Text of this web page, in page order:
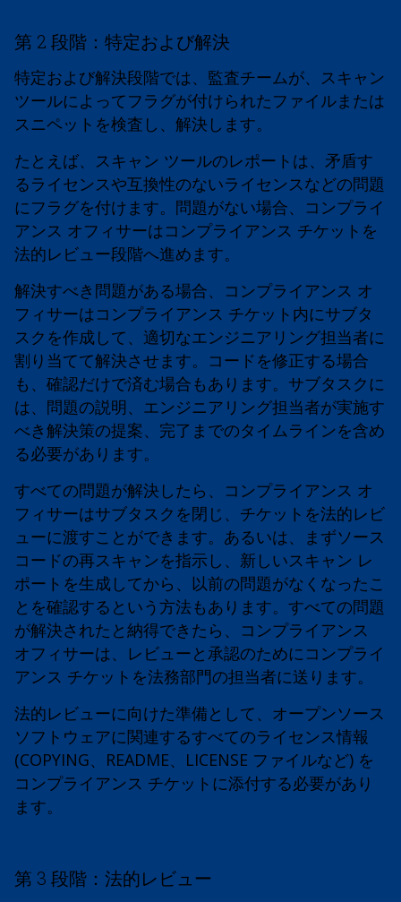
第 2 段階：特定および解決
特定および解決段階では、監査チームが、スキャン
ツールによってフラグが付けられたファイルまたは
スニペットを検査し、解決します。
たとえば、スキャン ツールのレポートは、矛盾す
るライセンスや互換性のないライセンスなどの問題
にフラグを付けます。問題がない場合、コンプライ
アンス オフィサーはコンプライアンス チケットを
法的レビュー段階へ進めます。
解決すべき問題がある場合、コンプライアンス オ
フィサーはコンプライアンス チケット内にサブタ
スクを作成して、適切なエンジニアリング担当者に
割り当てて解決させます。コードを修正する場合
も、確認だけで済む場合もあります。サブタスクに
は、問題の説明、エンジニアリング担当者が実施す
べき解決策の提案、完了までのタイムラインを含め
る必要があります。
すべての問題が解決したら、コンプライアンス オ
フィサーはサブタスクを閉じ、チケットを法的レビ
ューに渡すことができます。あるいは、まずソース
コードの再スキャンを指示し、新しいスキャン レ
ポートを生成してから、以前の問題がなくなったこ
とを確認するという方法もあります。すべての問題
が解決されたと納得できたら、コンプライアンス
オフィサーは、レビューと承認のためにコンプライ
アンス チケットを法務部門の担当者に送ります。
法的レビューに向けた準備として、オープンソース
ソフトウェアに関連するすべてのライセンス情報
(COPYING、README、LICENSE ファイルなど) を
コンプライアンス チケットに添付する必要があり
ます。
第 3 段階：法的レビュー